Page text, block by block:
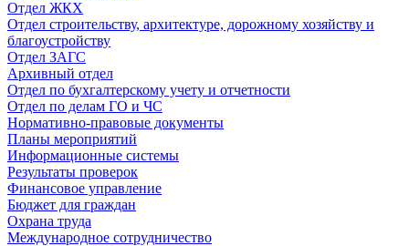
Отдел ЖКХ
Отдел строительству, архитектуре, дорожному хозяйству и
благоустройству
Отдел ЗАГС
Архивный отдел
Отдел по бухгалтерскому учету и отчетности
Отдел по делам ГО и ЧС
Нормативно-правовые документы
Планы мероприятий
Информационные системы
Результаты проверок
Финансовое управление
Бюджет для граждан
Охрана труда
Международное сотрудничество